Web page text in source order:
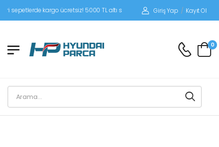
kargo ücretsiz! 5000 TL altı siparişlerinizde siparişleriniz alıcı
Giriş Yap / Kayıt Ol
0